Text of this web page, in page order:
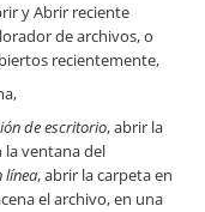
y Abrir reciente
de archivos, o
recientemente,
de escritorio, abrir la
la ventana del
línea, abrir la carpeta en
el archivo, en una